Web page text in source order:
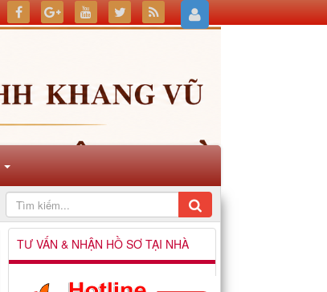
TƯ VẤN & NHẬN HỒ SƠ TẠI NHÀ